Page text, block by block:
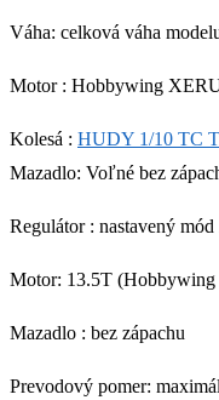
Váha: celková váha
Motor : Hobbywing
Kolesá : HUDY 1/10 TC
Mazadlo: Voľné bez
Regulátor : nastavený
Motor: 13.5T (
Mazadlo : bez zápachu
Prevodový pomer: